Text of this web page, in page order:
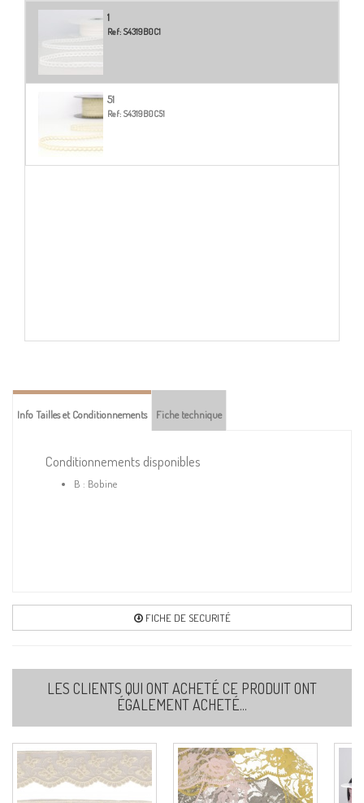
1
Ref: S4319B0C1
51
Ref: S4319B0C51
Info Tailles et Conditionnements Fiche technique
Conditionnements disponibles
B : Bobine
FICHE DE SECURITÉ
LES CLIENTS QUI ONT ACHETÉ CE PRODUIT ONT
ÉGALEMENT ACHETÉ...